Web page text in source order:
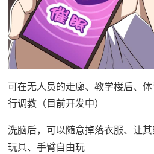
可在无人员的走廊、教学楼后、
行调教（目前开发中）
洗脑后，可以随意掉落衣服、让
玩具、手臂自由玩